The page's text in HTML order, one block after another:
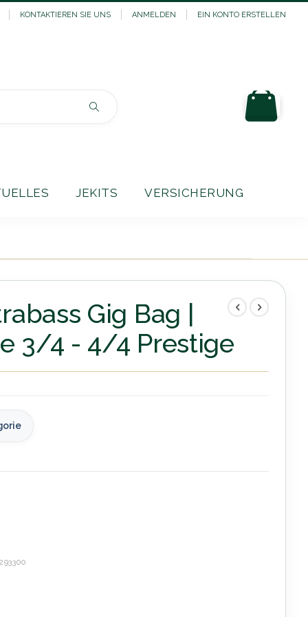
KONTAKTIEREN SIE UNS ANMELDEN EIN KONTO ERSTELLEN
JEKITS VERSICHERUNG
Gig Bag |
3/4 - 4/4 Prestige